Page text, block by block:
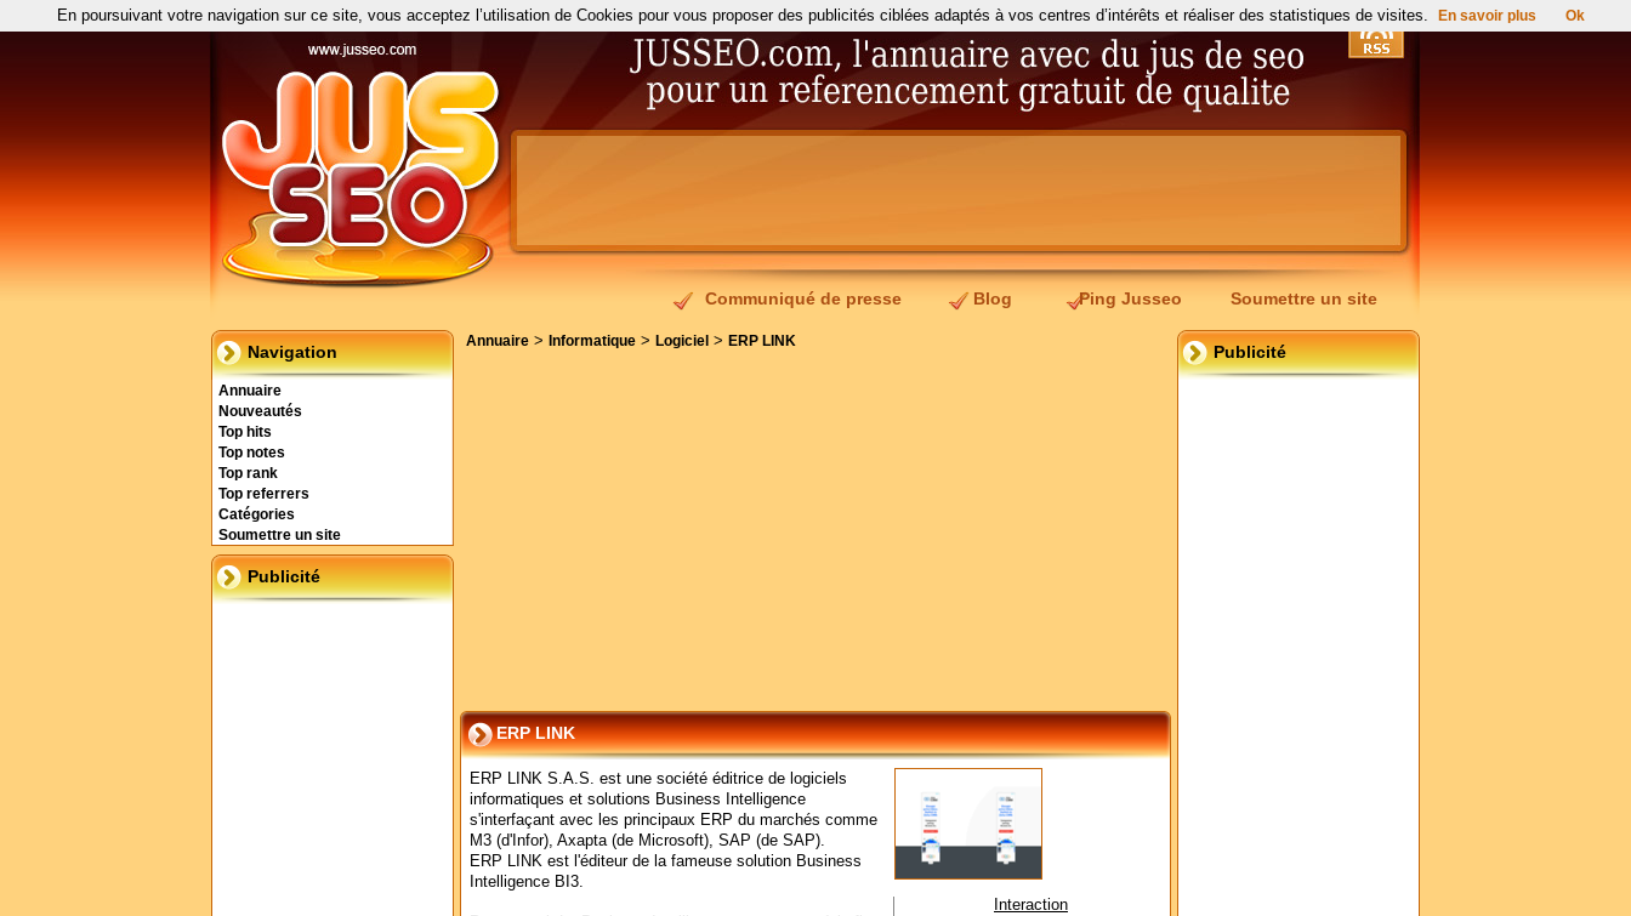
Communiqué de presse Blog Ping Jusseo Soumettre un site
Navigation
Annuaire
Nouveautés
Top hits
Top notes
Top rank
Top referrers
Catégories
Soumettre un site
Publicité
Publicité
Annuaire > Informatique > Logiciel > ERP LINK
ERP LINK
ERP LINK S.A.S. est une société éditrice de logiciels
informatiques et solutions Business Intelligence
s'interfaçant avec les principaux ERP du marchés comme
M3 (d'Infor), Axapta (de Microsoft), SAP (de SAP).
ERP LINK est l'éditeur de la fameuse solution Business
Intelligence BI3.
Interaction
En poursuivant votre navigation sur ce site, vous acceptez l’utilisation de Cookies pour vous proposer des publicités ciblées adaptés à vos centres d’intérêts et réaliser des statistiques de visites. En savoir plus Ok